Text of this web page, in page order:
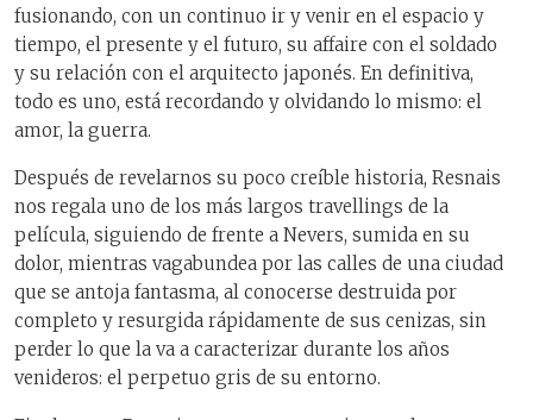
fusionando, con un continuo ir y venir en el espacio y
tiempo, el presente y el futuro, su affaire con el soldado
y su relación con el arquitecto japonés. En definitiva,
todo es uno, está recordando y olvidando lo mismo: el
amor, la guerra.
Después de revelarnos su poco creíble historia, Resnais
nos regala uno de los más largos travellings de la
película, siguiendo de frente a Nevers, sumida en su
dolor, mientras vagabundea por las calles de una ciudad
que se antoja fantasma, al conocerse destruida por
completo y resurgida rápidamente de sus cenizas, sin
perder lo que la va a caracterizar durante los años
venideros: el perpetuo gris de su entorno.